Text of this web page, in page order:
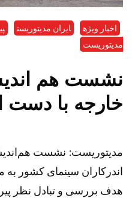
اخبار ویژه ایران مدیتوریست
مدیتوریست
نشست هم
خارجه با دست
مدیتوریست: نشست
اندرکاران سینمای کشور به
هدف بررسی و تبادل نظر